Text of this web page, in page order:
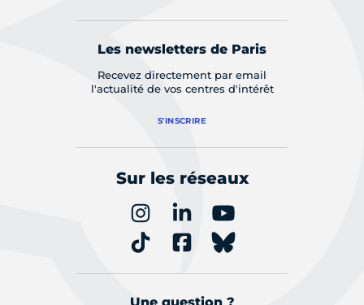
Les newsletters de Paris
Recevez directement par email
l'actualité de vos centres d'intérêt
S'INSCRIRE
Sur les réseaux